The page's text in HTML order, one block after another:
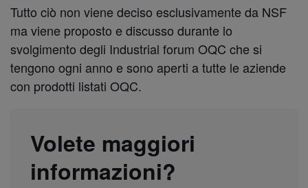
Tutto ciò non viene deciso esclusivamente da NSF
ma viene proposto e discusso durante lo
svolgimento degli Industrial forum OQC che si
tengono ogni anno e sono aperti a tutte le aziende
con prodotti listati OQC.
Volete maggiori
informazioni?